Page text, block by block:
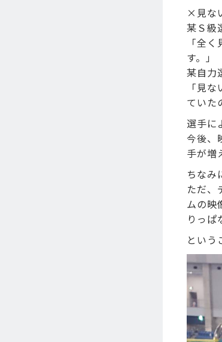
×見な
某Ｓ級
「全
す。」
某自力
「見
ていた
選手に
今後、
手が増
ちなみ
ただ、
ムの映
りっぱ
という